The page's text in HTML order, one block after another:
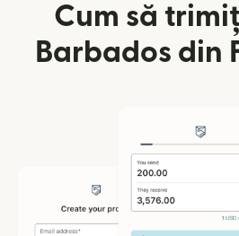
Cum să
Barbados din